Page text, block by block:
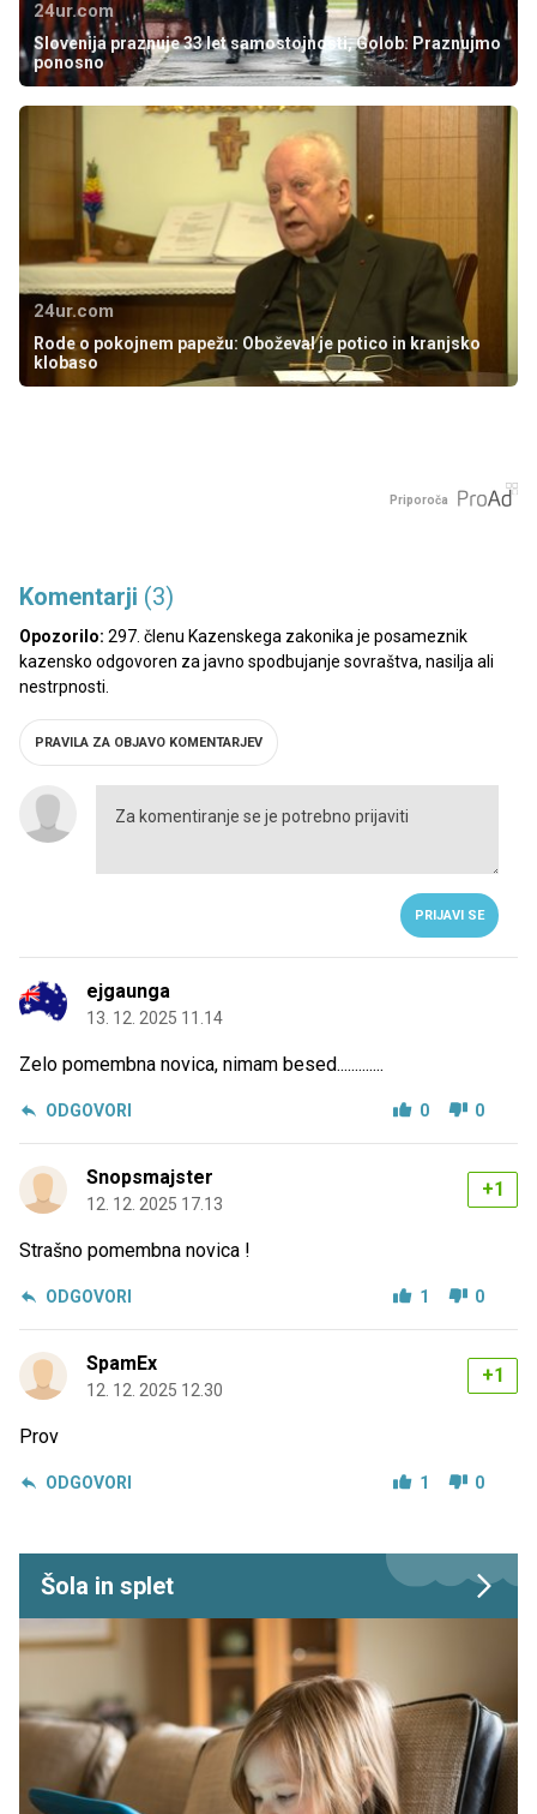
24ur.com
Slovenija praznuje 33 let samostojnosti, Golob: Praznujmo
ponosno
24ur.com
Rode o pokojnem papežu: Oboževal je potico in kranjsko
klobaso
Priporoča
Komentarji (3)
Opozorilo: 297. členu Kazenskega zakonika je posameznik
kazensko odgovoren za javno spodbujanje sovraštva, nasilja ali
nestrpnosti.
PRAVILA ZA OBJAVO KOMENTARJEV
PRIJAVI SE
ejgaunga
13. 12. 2025 11.14
Zelo pomembna novica, nimam besed.............
ODGOVORI 0 0
Snopsmajster
12. 12. 2025 17.13
+1
Strašno pomembna novica !
ODGOVORI 1 0
SpamEx
12. 12. 2025 12.30
+1
Prov
ODGOVORI 1 0
Šola in splet